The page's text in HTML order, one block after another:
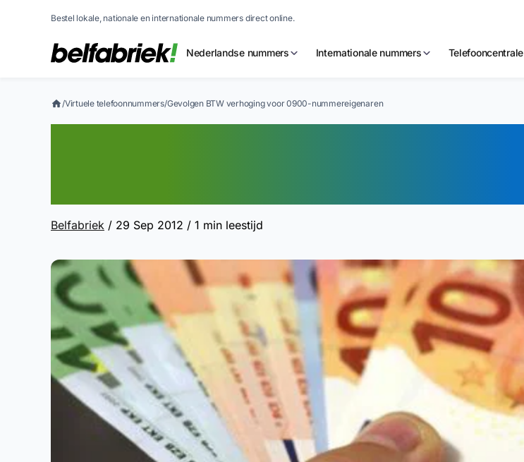
Bestel lokale, nationale en internationale nummers direct online.
Nederlandse nummers Internationale nummers Telefooncentrale
/Virtuele telefoonnummers/Gevolgen BTW verhoging voor 0900-nummereigenaren
Belfabriek / 29 Sep 2012 / 1 min leestijd